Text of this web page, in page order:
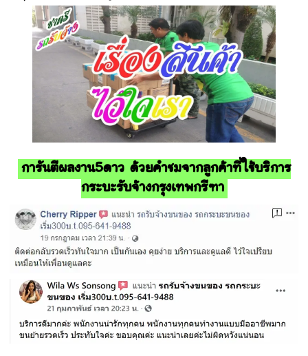
การันตีผลงาน5ดาว ด้วยคำชมจากลูกค้าที่ใช้บริการ
กระบะรับจ้างกรุงเทพกรีฑา